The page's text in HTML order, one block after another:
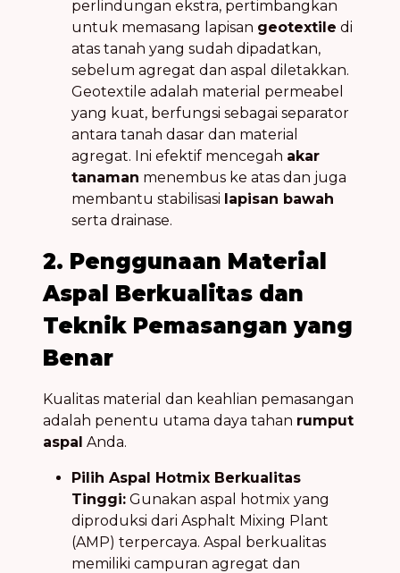
perlindungan ekstra, pertimbangkan
untuk memasang lapisan geotextile di
atas tanah yang sudah dipadatkan,
sebelum agregat dan aspal diletakkan.
Geotextile adalah material permeabel
yang kuat, berfungsi sebagai separator
antara tanah dasar dan material
agregat. Ini efektif mencegah akar
tanaman menembus ke atas dan juga
membantu stabilisasi lapisan bawah
serta drainase.
2. Penggunaan Material
Aspal Berkualitas dan
Teknik Pemasangan yang
Benar
Kualitas material dan keahlian pemasangan
adalah penentu utama daya tahan rumput
aspal Anda.
Pilih Aspal Hotmix Berkualitas
Tinggi: Gunakan aspal hotmix yang
diproduksi dari Asphalt Mixing Plant
(AMP) terpercaya. Aspal berkualitas
memiliki campuran agregat dan